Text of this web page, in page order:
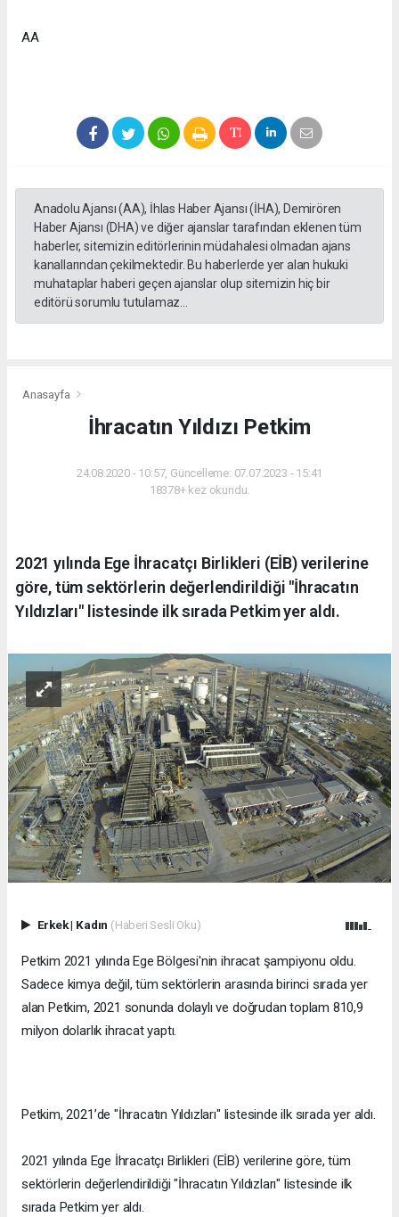
AA
Anadolu Ajansı (AA), İhlas Haber Ajansı (İHA), Demirören
Haber Ajansı (DHA) ve diğer ajanslar tarafından eklenen tüm
haberler, sitemizin editörlerinin müdahalesi olmadan ajans
kanallarından çekilmektedir. Bu haberlerde yer alan hukuki
muhataplar haberi geçen ajanslar olup sitemizin hiç bir
editörü sorumlu tutulamaz...
Anasayfa
İhracatın Yıldızı Petkim
24.08.2020 - 10:57, Güncelleme: 07.07.2023 - 15:41
18378+ kez okundu.
2021 yılında Ege İhracatçı Birlikleri (EİB) verilerine
göre, tüm sektörlerin değerlendirildiği "İhracatın
Yıldızları" listesinde ilk sırada Petkim yer aldı.
Erkek| Kadın (Haberi Sesli Oku)
Petkim 2021 yılında Ege Bölgesi'nin ihracat şampiyonu oldu.
Sadece kimya değil, tüm sektörlerin arasında birinci sırada yer
alan Petkim, 2021 sonunda dolaylı ve doğrudan toplam 810,9
milyon dolarlık ihracat yaptı.
Petkim, 2021’de "İhracatın Yıldızları" listesinde ilk sırada yer aldı.
2021 yılında Ege İhracatçı Birlikleri (EİB) verilerine göre, tüm
sektörlerin değerlendirildiği "İhracatın Yıldızları" listesinde ilk
sırada Petkim yer aldı.